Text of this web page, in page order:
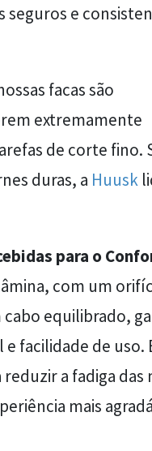
seguros e
facas são
extremamente
de corte fino.
duras, a Huusk
para o
com um
cabo equilibrado,
facilidade de uso.
a fadiga das
mais